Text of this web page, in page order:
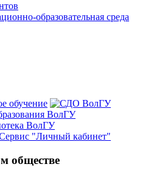
образовательная среда
обучение
ВолГУ
ВолГУ
"Личный кабинет"
обществе